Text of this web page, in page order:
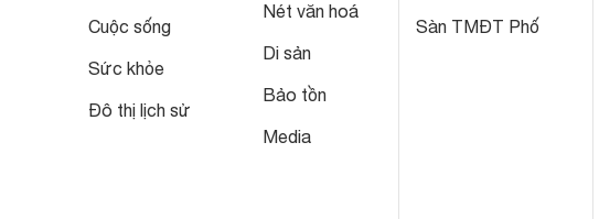
Cuộc sống
Sức khỏe
Đô thị lịch sử
Nét văn hoá
Di sản
Bảo tồn
Media
Sàn TMĐT Phố